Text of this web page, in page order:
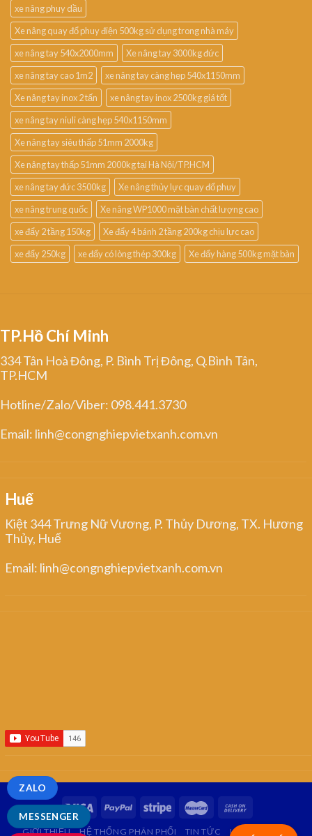
xe nâng phuy dầu
Xe nâng quay đổ phuy điện 500kg sử dụng trong nhà máy
xe nâng tay 540x2000mm
Xe nâng tay 3000kg đức
xe nâng tay cao 1m2
xe nâng tay càng hẹp 540x1150mm
Xe nâng tay inox 2 tấn
xe nâng tay inox 2500kg giá tốt
xe nâng tay niuli càng hẹp 540x1150mm
Xe nâng tay siêu thấp 51mm 2000kg
Xe nâng tay thấp 51mm 2000kg tại Hà Nội/TP.HCM
xe nâng tay đức 3500kg
Xe nâng thủy lực quay đổ phuy
xe nâng trung quốc
Xe nâng WP1000 mặt bàn chất lượng cao
xe đẩy 2 tầng 150kg
Xe đẩy 4 bánh 2 tầng 200kg chịu lực cao
xe đẩy 250kg
xe đẩy có lòng thép 300kg Xe đẩy hàng 500kg mặt bàn
TP.Hồ Chí Minh
334 Tân Hoà Đông, P. Bình Trị Đông, Q.Bình Tân,
TP.HCM
Hotline/Zalo/Viber: 098.441.3730
Email: linh@congnghiepvietxanh.com.vn
Huế
Kiệt 344 Trưng Nữ Vương, P. Thủy Dương, TX. Hương
Thủy, Huế
Email: linh@congnghiepvietxanh.com.vn
GIỚI THIỆU HỆ THỐNG PHÂN PHỐI TIN TỨC LIÊN HỆ
MESSENGER
ZALO